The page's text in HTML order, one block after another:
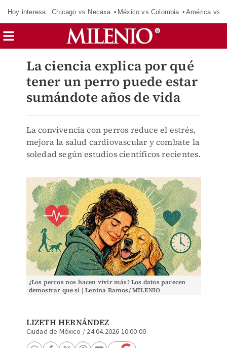
Hoy interesa: Chicago vs Necaxa México vs Colombia América vs
La ciencia explica por qué
tener un perro puede estar
sumándote años de vida
La convivencia con perros reduce el estrés,
mejora la salud cardiovascular y combate la
soledad según estudios científicos recientes.
¿Los perros nos hacen vivir más? Los datos parecen
demostrar que sí | Lenina Ramos/ MILENIO
LIZETH HERNÁNDEZ
Ciudad de México / 24.04.2026 10:00:00